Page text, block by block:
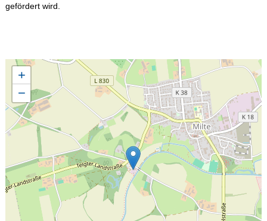
gefördert wird.
+
−